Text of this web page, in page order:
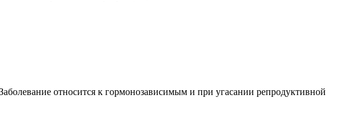
относится к гормонозависимым и при угасании репродуктивной